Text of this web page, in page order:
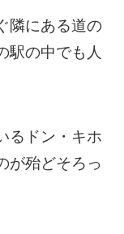
隣にある道の
駅の中でも人
るドン・キホ
が殆どそろっ